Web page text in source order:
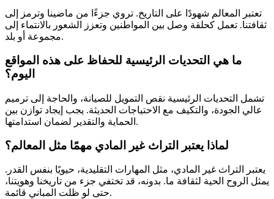
تعتبر المعالم شهودًا على التاريخ. تروي جزءًا من ماضينا وترمز إلى
ثقافتنا. تعمل كحلقة وصل بين المواطنين وتعزز الشعور بالانتماء إلى
مجموعة أو بلد.
ما هي التحديات الرئيسية للحفاظ على هذه المواقع
اليوم؟
تشمل التحديات الرئيسية نقص التمويل للصيانة، والحاجة إلى ترميم
عالي الجودة، والتكيف مع الاحتياجات الحديثة. يجب إيجاد توازن بين
الحماية والتقدير لضمان استدامتها.
لماذا يعتبر التراث غير المادي مهمًا مثل المعالم؟
يعتبر التراث غير المادي، مثل المهارات التقليدية، حيويًا بنفس القدر.
يمثل الروح الحية لثقافة ما. بدونه، قد تختفي جزء من تاريخنا وهويتنا،
حتى لو ظلت المباني قائمة.